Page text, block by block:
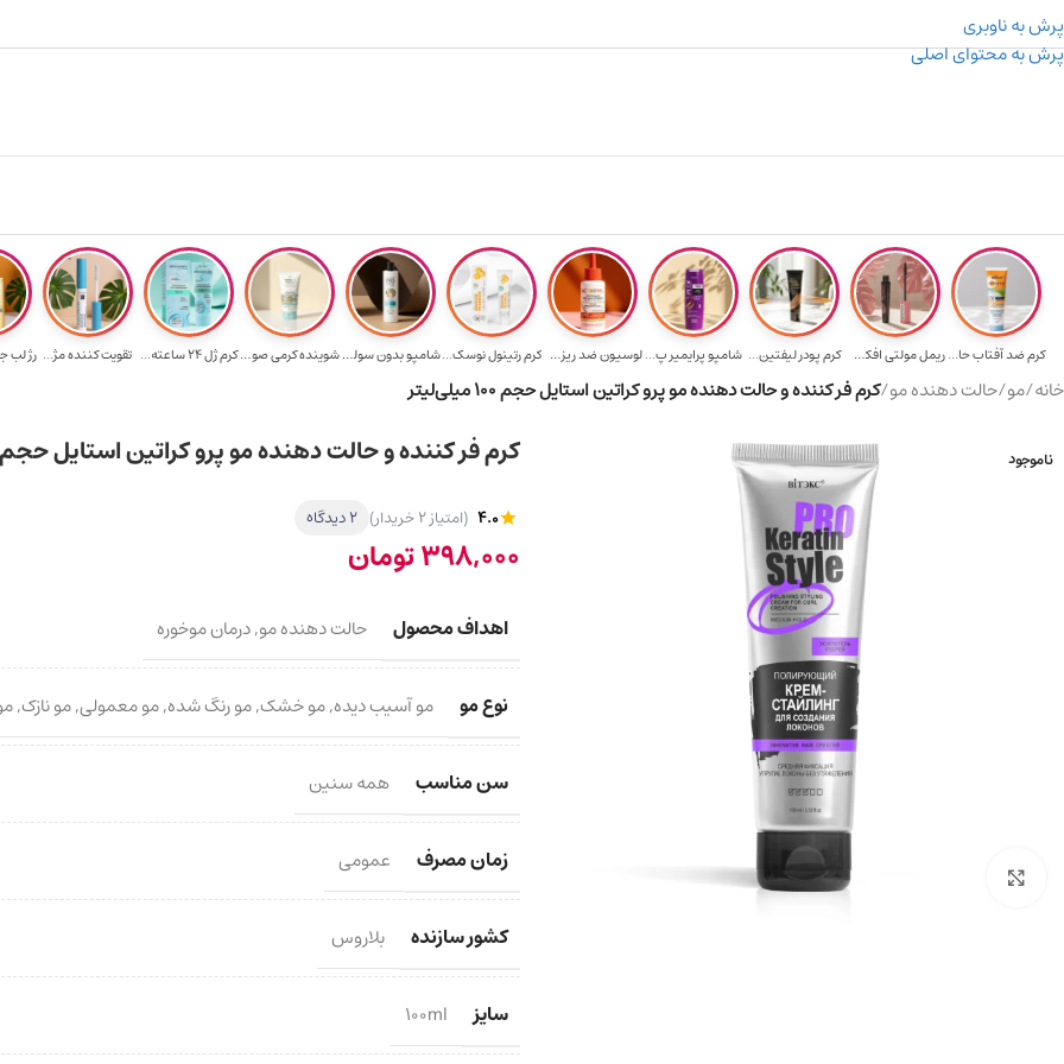
پرش به ناوبری
پرش به محتوای اصلی
هدیه برای ارسال رایگان برای خرید ۳.۵ میلیون به یالا ۳۰۰ میسکوین (۳۰ هزار تومن) هدیه خرید اول
کرم ضد آفتاب حا... ریمل مولتی افکت... کرم پودر لیفتین... شامپو پرایمیر پ... لوسیون ضد ریزش ... کرم رتینول نوسک... شامپو بدون سولف... شوینده کرمی صور...کرم ژل ۲۴ ساعته... تقویت‌ کننده مژ... رژ لب
خانه/مو/حالت دهنده مو/کرم فر کننده و حالت‌ دهنده مو پرو کراتین استایل حجم 100 میلی‌لیتر
ناموجود
برای بزرگ‌نمایی کلیک کنید
کرم فر کننده و حالت‌ دهنده مو پرو کراتین استایل حجم 100
4.0 (امتیاز 2 خریدار) 2 دیدگاه
398,000تومان
اهداف محصول حالت دهنده مو,درمان موخوره
نوع مو مو آسیب دیده,مو خشک,مو رنگ شده,مو معمولی,مو نازک,
سن مناسب همه سنین
زمان مصرف عمومی
کشور سازنده بلاروس
سایز 100ml